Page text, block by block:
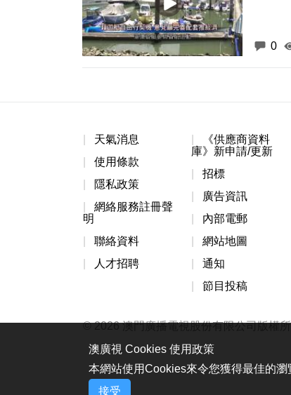
0
天氣消息
使用條款
隱私政策
網絡服務註冊聲
明
聯絡資料
人才招聘
《供應商資料
庫》新申請/更新
招標
廣告資訊
內部電郵
網站地圖
通知
節目投稿
© 2026 澳門廣播電視股份有限公司版權
澳廣視 Cookies 使用政策
本網站使用Cookies來令您獲得最佳的
接受